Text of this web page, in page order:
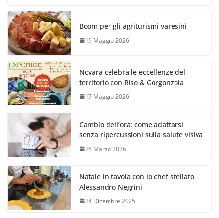
Boom per gli agriturismi varesini
19 Maggio 2026
Novara celebra le eccellenze del
territorio con Riso & Gorgonzola
17 Maggio 2026
Cambio dell’ora: come adattarsi
senza ripercussioni sulla salute visiva
26 Marzo 2026
Natale in tavola con lo chef stellato
Alessandro Negrini
24 Dicembre 2025